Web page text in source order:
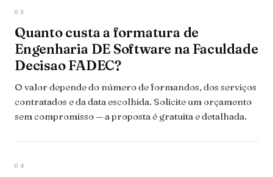
03
Quanto custa a formatura de
Engenharia DE Software na Faculdade
Decisao FADEC?
O valor depende do número de formandos, dos serviços
contratados e da data escolhida. Solicite um orçamento
sem compromisso — a proposta é gratuita e detalhada.
04